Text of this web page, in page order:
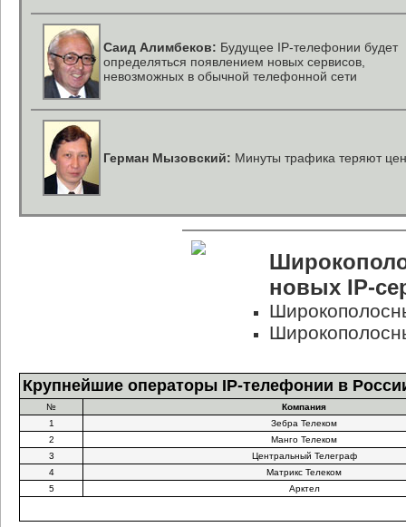
Саид Алимбеков: Будущее IP-телефонии будет
определяться появлением новых сервисов,
невозможных в обычной телефонной сети
Герман Мызовский: Минуты трафика теряют
новых IP-
Крупнейшие операторы IP-телефонии в
№
Компания
1
Зебра Телеком
2
Манго Телеком
3
Центральный Телеграф
4
Матрикс Телеком
5
Арктел